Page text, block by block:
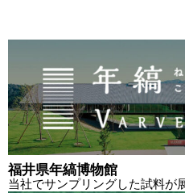
福井県年縞博物館
当社でサンプリングした試料が